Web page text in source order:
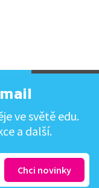
ve světě edu.
a další.